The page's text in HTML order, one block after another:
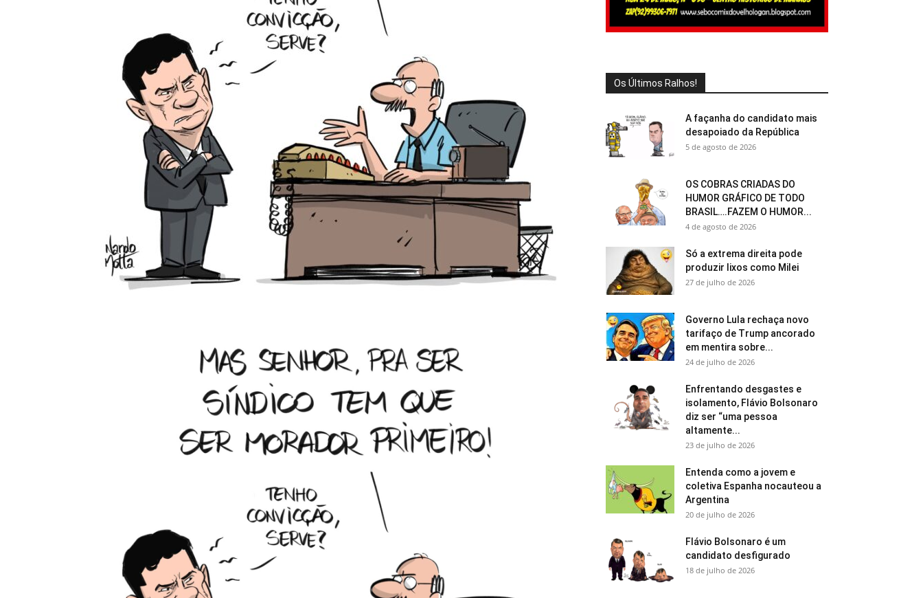
Os Últimos Ralhos!
A façanha do candidato mais
desapoiado da República
5 de agosto de 2026
OS COBRAS CRIADAS DO
HUMOR GRÁFICO DE TODO
BRASIL….FAZEM O HUMOR...
4 de agosto de 2026
Só a extrema direita pode
produzir lixos como Milei
27 de julho de 2026
Governo Lula rechaça novo
tarifaço de Trump ancorado
em mentira sobre...
24 de julho de 2026
Enfrentando desgastes e
isolamento, Flávio Bolsonaro
diz ser “uma pessoa
altamente...
23 de julho de 2026
Entenda como a jovem e
coletiva Espanha nocauteou a
Argentina
20 de julho de 2026
Flávio Bolsonaro é um
candidato desfigurado
18 de julho de 2026